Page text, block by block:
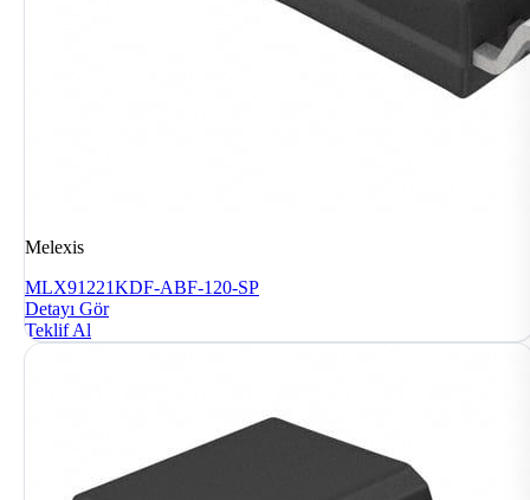
Melexis
MLX91221KDF-ABF-120-SP
Detayı Gör
Teklif Al